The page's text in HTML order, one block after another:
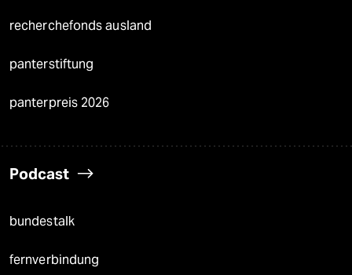
recherchefonds ausland
panterstiftung
panterpreis 2026
Podcast
bundestalk
fernverbindung